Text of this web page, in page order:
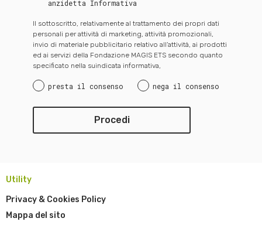
anzidetta Informativa
Il sottoscritto, relativamente al trattamento dei propri dati
personali per attività di marketing, attività promozionali,
invio di materiale pubblicitario relativo all’attività, ai prodotti
ed ai servizi della Fondazione MAGIS ETS secondo quanto
specificato nella suindicata informativa,
presta il consenso nega il consenso
Utility
Privacy & Cookies Policy
Mappa del sito